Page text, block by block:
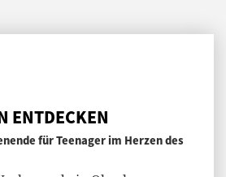
ENTDECKEN
für Teenager im Herzen des